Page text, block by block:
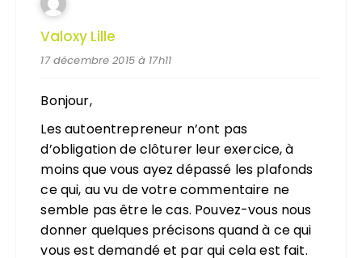
Valoxy Lille
17 décembre 2015 à 17h11
Bonjour,
Les autoentrepreneur n’ont pas
d’obligation de clôturer leur exercice, à
moins que vous ayez dépassé les plafonds
ce qui, au vu de votre commentaire ne
semble pas être le cas. Pouvez-vous nous
donner quelques précisons quand à ce qui
vous est demandé et par qui cela est fait.